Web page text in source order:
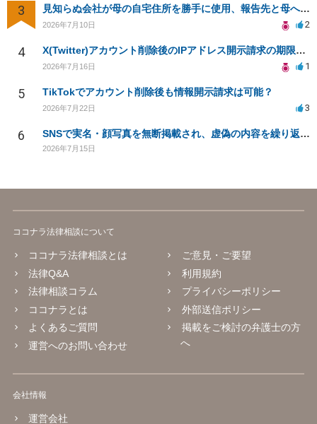
3 見知らぬ会社が母の自宅住所を勝手に使用、報告先と母への影響について相談
2026年7月10日 2
4 X(Twitter)アカウント削除後のIPアドレス開示請求の期限は？
2026年7月16日 1
5 TikTokでアカウント削除後も情報開示請求は可能？
2026年7月22日 3
6 SNSで実名・顔写真を無断掲載され、虚偽の内容を繰り返し投稿されています。法的対応は可能でしょうか？
2026年7月15日
ココナラ法律相談について
ココナラ法律相談とは
法律Q&A
法律相談コラム
ココナラとは
よくあるご質問
運営へのお問い合わせ
ご意見・ご要望
利用規約
プライバシーポリシー
外部送信ポリシー
掲載をご検討の弁護士の方
へ
会社情報
運営会社